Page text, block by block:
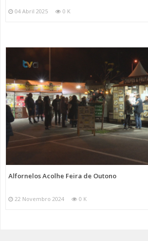
04 Abril 2025 0 K
Alfornelos Acolhe Feira de Outono
22 Novembro 2024 0 K